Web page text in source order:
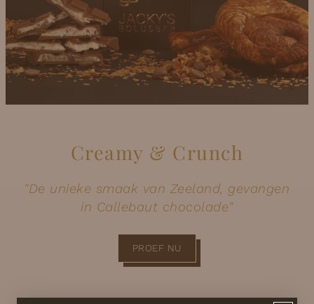
Creamy & Crunch
"De unieke smaak van Zeeland, gevangen
in Callebaut chocolade"
PROEF NU